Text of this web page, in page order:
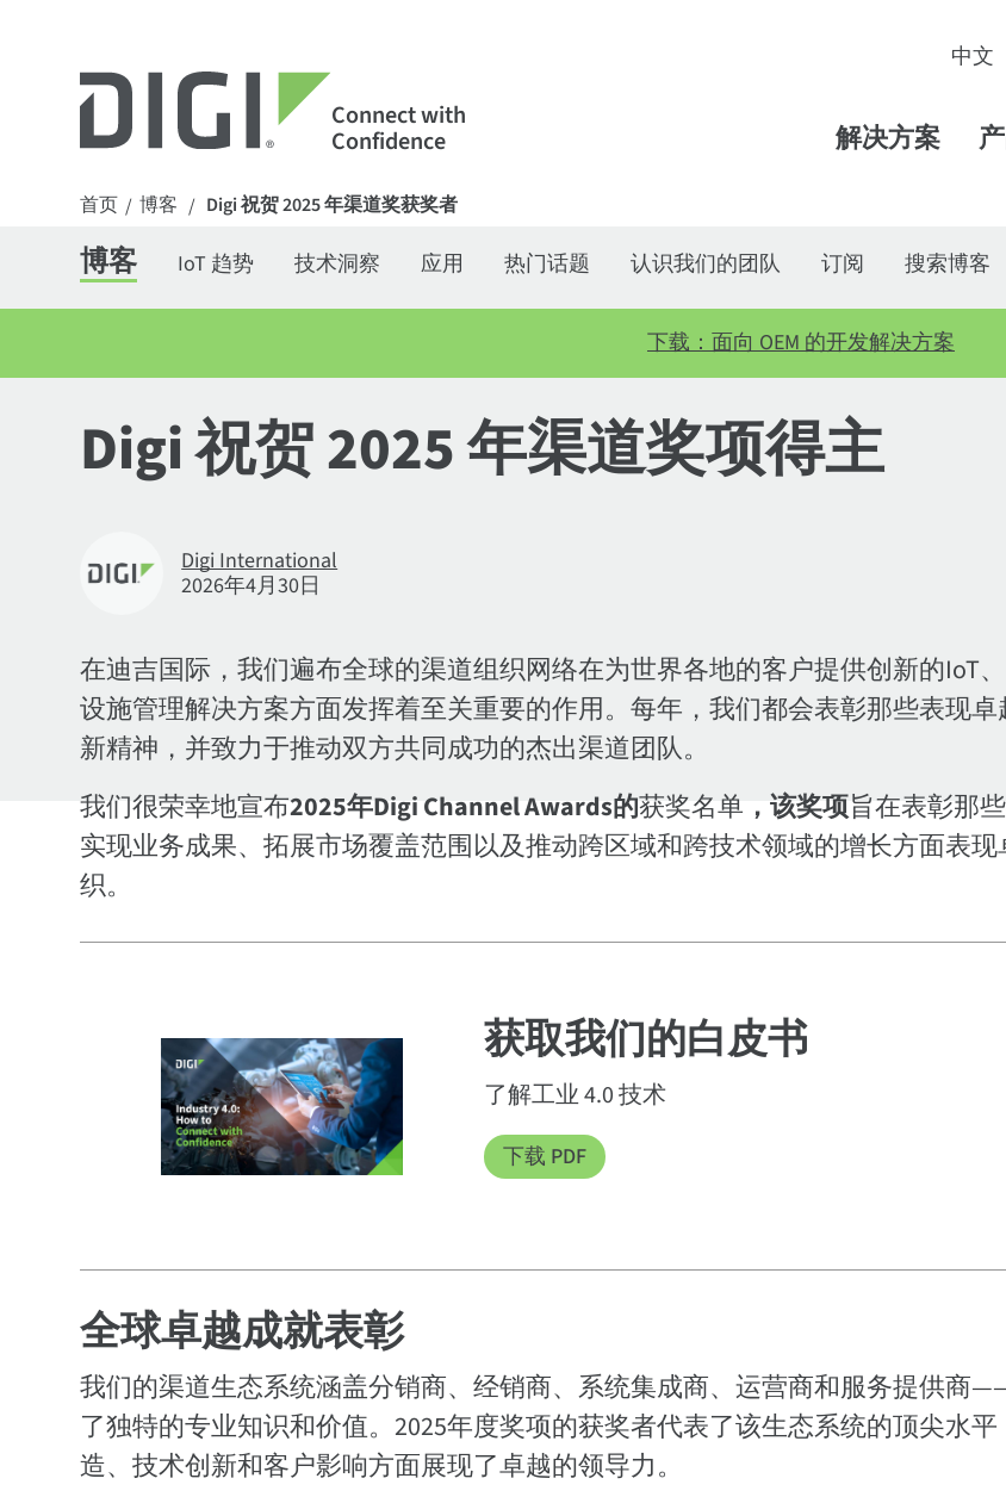
Connect with
Confidence 解决方案
首页 / 博客 / Digi 祝贺 2025 年渠道奖获奖者
博客 IoT 趋势 技术洞察 应用 热门话题 认识我们的团队 订阅 搜索博客
下载：面向 OEM 的开发解决方案
Digi 祝贺 2025 年渠道奖项得主
Digi International
2026年4月30日
在迪吉国际，我们遍布全球的渠道组织网络在为世界各地的客户提供创新的IoT
设施管理解决方案方面发挥着至关重要的作用。每年，我们都会表彰那些表现卓
新精神，并致力于推动双方共同成功的杰出渠道团队。
我们很荣幸地宣布2025年Digi Channel Awards的获奖名单 ，该奖项旨在表彰那
实现业务成果、拓展市场覆盖范围以及推动跨区域和跨技术领域的增长方面表
织。
获取我们的白皮书
了解工业 4.0 技术
下载 PDF
全球卓越成就表彰
我们的渠道生态系统涵盖分销商、经销商、系统集成商、运营商和服务提供商
了独特的专业知识和价值。2025年度奖项的获奖者代表了该生态系统的顶尖水
造、技术创新和客户影响方面展现了卓越的领导力。